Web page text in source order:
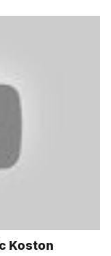
Koston